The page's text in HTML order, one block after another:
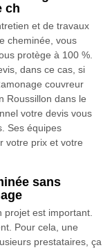
ch
et de travaux
cheminée, vous
protège à 100 %.
dans ce cas, si
couvreur
Roussillon dans le
votre devis vous
Ses équipes
votre prix et votre
sans
projet est important.
Pour cela, une
prestataires, ça